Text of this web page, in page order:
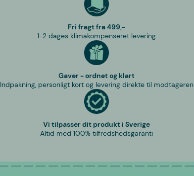
Fri fragt fra 499,-
1-2 dages klimakompenseret levering
Gaver - ordnet og klart
Indpakning, personligt kort og levering direkte til modtageren
Vi tilpasser dit produkt i Sverige
Altid med 100% tilfredshedsgaranti